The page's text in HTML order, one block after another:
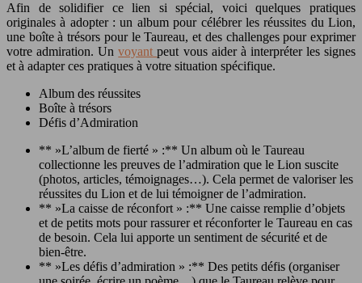
Afin de solidifier ce lien si spécial, voici quelques pratiques
originales à adopter : un album pour célébrer les réussites du Lion,
une boîte à trésors pour le Taureau, et des challenges pour exprimer
votre admiration. Unvoyantpeut vous aider à interpréter les signes
et à adapter ces pratiques à votre situation spécifique.
Album des réussites
Boîte à trésors
Défis d’Admiration
** »L’album de fierté » :** Un album où le Taureau
collectionne les preuves de l’admiration que le Lion suscite
(photos, articles, témoignages…). Cela permet de valoriser les
réussites du Lion et de lui témoigner de l’admiration.
** »La caisse de réconfort » :** Une caisse remplie d’objets
et de petits mots pour rassurer et réconforter le Taureau en cas
de besoin. Cela lui apporte un sentiment de sécurité et de
bien-être.
** »Les défis d’admiration » :** Des petits défis (organiser